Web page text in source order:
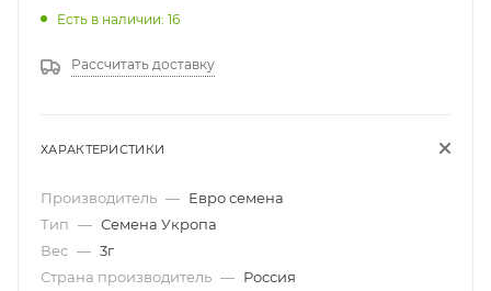
Есть в наличии: 16
Рассчитать доставку
ХАРАКТЕРИСТИКИ
Производитель — Евро семена
Тип — Семена Укропа
Вес — 3г
Страна производитель — Россия